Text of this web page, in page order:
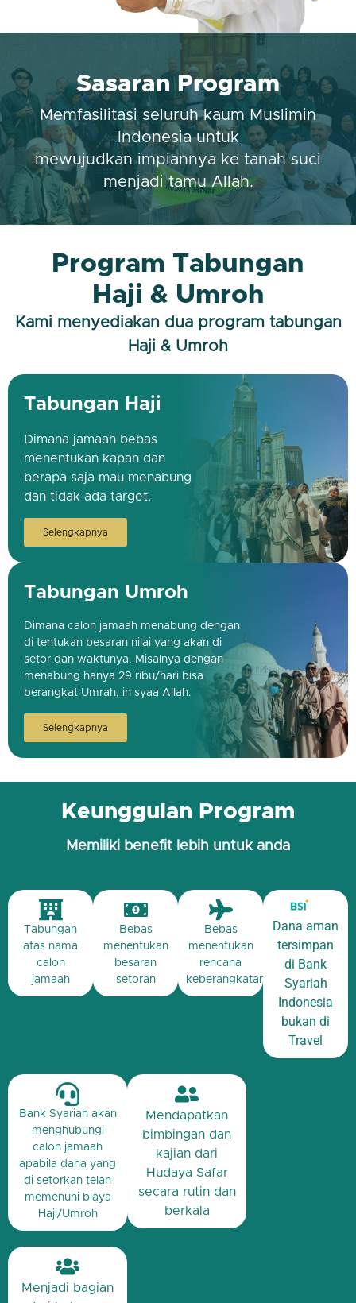
Sasaran Program
Memfasilitasi seluruh kaum Muslimin
Indonesia untuk
mewujudkan impiannya ke tanah suci
menjadi tamu Allah.
Program Tabungan
Haji & Umroh
Kami menyediakan dua program tabungan
Haji & Umroh
Tabungan Haji
Dimana jamaah bebas
menentukan kapan dan
berapa saja mau menabung
dan tidak ada target.
Selengkapnya
Tabungan Umroh
Dimana calon jamaah menabung dengan
di tentukan besaran nilai yang akan di
setor dan waktunya. Misalnya dengan
menabung hanya 29 ribu/hari bisa
berangkat Umrah, in syaa Allah.
Selengkapnya
Keunggulan Program
Memiliki benefit lebih untuk anda
Tabungan
atas nama
calon
jamaah
Bebas
menentukan
besaran
setoran
Bebas
menentukan
rencana
keberangkatan
Dana aman
tersimpan
di Bank
Syariah
Indonesia
bukan di
Travel
Bank Syariah akan
menghubungi
calon jamaah
apabila dana yang
di setorkan telah
memenuhi biaya
Haji/Umroh
Mendapatkan
bimbingan dan
kajian dari
Hudaya Safar
secara rutin dan
berkala
Menjadi bagian